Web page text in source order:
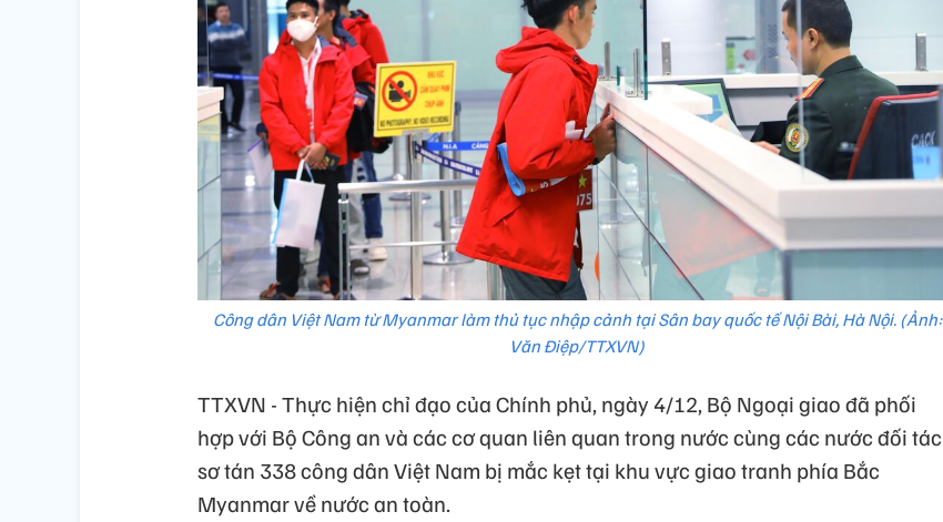
Công dân Việt Nam từ Myanmar làm thủ tục nhập cảnh tại Sân bay quốc tế Nội Bài, Hà Nội. (Ảnh:
Văn Điệp/TTXVN)
TTXVN - Thực hiện chỉ đạo của Chính phủ, ngày 4/12, Bộ Ngoại giao đã phối
hợp với Bộ Công an và các cơ quan liên quan trong nước cùng các nước đối tác
sơ tán 338 công dân Việt Nam bị mắc kẹt tại khu vực giao tranh phía Bắc
Myanmar về nước an toàn.